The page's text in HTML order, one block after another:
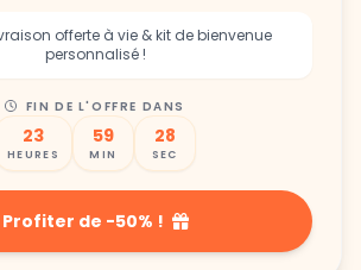
offerte à vie & kit de bienvenue
personnalisé !
FIN DE L'OFFRE DANS
23
HEURES
59
MIN
27
SEC
Profiter de -50% !